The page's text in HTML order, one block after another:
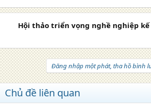
Hội thảo triển vọng nghề nghiệp
Đăng nhập một phát, tha hồ bình
Chủ đề liên quan